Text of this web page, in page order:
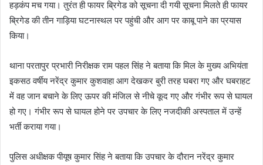
हड़कंप मच गया। तुरंत ही फायर ब्रिगेड को सूचना दी गयी सूचना मिलते ही फायर
ब्रिगेड की तीन गाड़िया घटनास्थल पर पहुंची और आग पर काबू पाने का प्रयास
किया।
थाना परतापुर प्रभारी निरीक्षक राम पहल सिंह ने बताया कि मिल के मुख्य अभियंता
इकसठ वर्षीय नरेंद्र कुमार कुशवाहा आग देखकर बुरी तरह घबरा गए और घबराहट
में वह जान बचाने के लिए ऊपर की मंजिल से नीचे कूद गए और गंभीर रूप से घायल
हो गए। गंभीर रूप से घायल होने पर उपचार के लिए नजदीकी अस्पताल में उन्हें
भर्ती कराया गया।
पुलिस अधीक्षक पीयूष कुमार सिंह ने बताया कि उपचार के दौरान नरेंद्र कुमार